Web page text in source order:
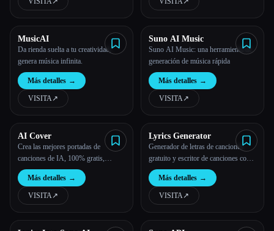
MusicAI
Da rienda suelta a tu creatividad,
genera música infinita.
Más detalles →
VISITA↗︎
Suno AI Music
Suno AI Music: una herramienta de
generación de música rápida
Más detalles →
VISITA↗︎
AI Cover
Crea las mejores portadas de
canciones de IA, 100% gratis,
ilimitado
Más detalles →
VISITA↗︎
Lyrics Generator
Generador de letras de canciones
gratuito y escritor de canciones con
IA
Más detalles →
VISITA↗︎